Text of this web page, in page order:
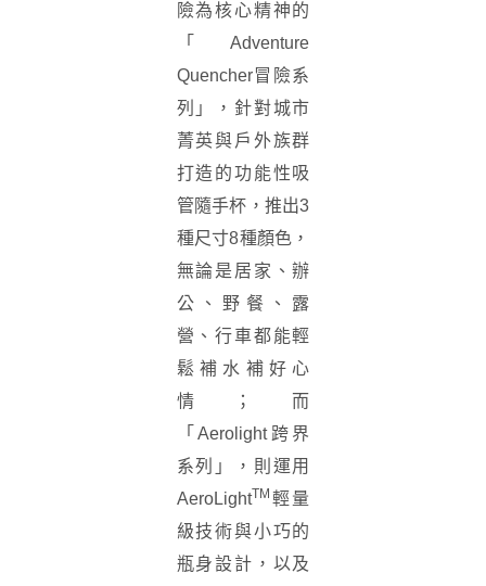
險為核心精神的
「Adventure
Quencher冒險系
列」，針對城市
菁英與戶外族群
打造的功能性吸
管隨手杯，推出3
種尺寸8種顏色，
無論是居家、辦
公、野餐、露
營、行車都能輕
鬆補水補好心
情；而
「Aerolight跨界
系列」，則運用
AeroLightTM 輕量
級技術與小巧的
瓶身設計，以及